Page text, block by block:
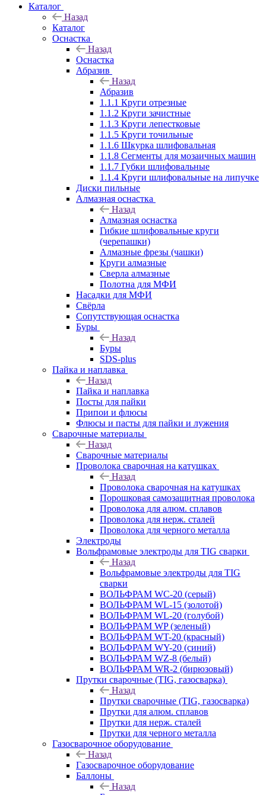
Каталог
Назад
Каталог
Оснастка
Назад
Оснастка
Абразив
Назад
Абразив
1.1.1 Круги отрезные
1.1.2 Круги зачистные
1.1.3 Круги лепестковые
1.1.5 Круги точильные
1.1.6 Шкурка шлифовальная
1.1.8 Сегменты для мозаичных машин
1.1.7 Губки шлифовальные
1.1.4 Круги шлифовальные на липучке
Диски пильные
Алмазная оснастка
Назад
Алмазная оснастка
Гибкие шлифовальные круги
(черепашки)
Алмазные фрезы (чашки)
Круги алмазные
Сверла алмазные
Полотна для МФИ
Насадки для МФИ
Свёрла
Сопутствующая оснастка
Буры
Назад
Буры
SDS-plus
Пайка и наплавка
Назад
Пайка и наплавка
Посты для пайки
Припои и флюсы
Флюсы и пасты для пайки и лужения
Сварочные материалы
Назад
Сварочные материалы
Проволока сварочная на катушках
Назад
Проволока сварочная на катушках
Порошковая самозащитная проволока
Проволока для алюм. сплавов
Проволока для нерж. сталей
Проволока для черного металла
Электроды
Вольфрамовые электроды для TIG сварки
Назад
Вольфрамовые электроды для TIG
сварки
ВОЛЬФРАМ WC-20 (серый)
ВОЛЬФРАМ WL-15 (золотой)
ВОЛЬФРАМ WL-20 (голубой)
ВОЛЬФРАМ WP (зеленый)
ВОЛЬФРАМ WT-20 (красный)
ВОЛЬФРАМ WY-20 (синий)
ВОЛЬФРАМ WZ-8 (белый)
ВОЛЬФРАМ WR-2 (бирюзовый)
Прутки сварочные (TIG, газосварка)
Назад
Прутки сварочные (TIG, газосварка)
Прутки для алюм. сплавов
Прутки для нерж. сталей
Прутки для черного металла
Газосварочное оборудование
Назад
Газосварочное оборудование
Баллоны
Назад